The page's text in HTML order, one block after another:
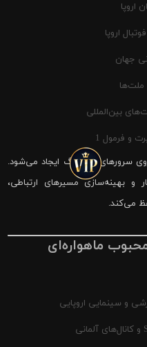
اروپا
اروپا
جهان
ملت‌ها
و فرمول 1
سرورهای شیرینگ ایجاد می‌شود.
بهینه‌سازی مسیرهای ارتباطی،
می‌کند.
ماهواره‌ای
و سینمایی اروپایی